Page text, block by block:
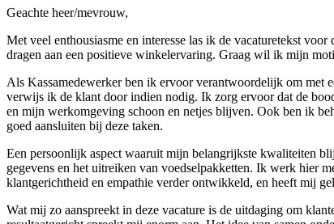
Geachte heer/mevrouw,
Met veel enthousiasme en interesse las ik de vacaturetekst
dragen aan een positieve winkelervaring. Graag wil ik mijn
Als Kassamedewerker ben ik ervoor verantwoordelijk om met
verwijs ik de klant door indien nodig. Ik zorg ervoor dat de
en mijn werkomgeving schoon en netjes blijven. Ook ben ik
goed aansluiten bij deze taken.
Een persoonlijk aspect waaruit mijn belangrijkste kwaliteiten
gegevens en het uitreiken van voedselpakketten. Ik werk hier
klantgerichtheid en empathie verder ontwikkeld, en heeft mij
Wat mij zo aanspreekt in deze vacature is de uitdaging om